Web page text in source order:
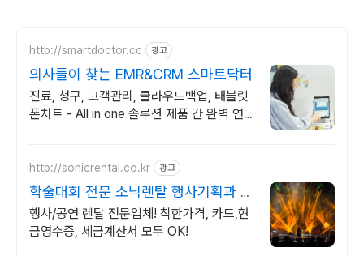
http://smartdoctor.cc 광고
의사들이 찾는 EMR&CRM 스마트닥터
진료, 청구, 고객관리, 클라우드백업, 태블릿
폰차트 - All in one 솔루션 제품 간 완벽 연
http://sonicrental.co.kr 광고
학술대회 전문 소닉렌탈 행사기획과 행
사장비 선두주자
행사/공연 렌탈 전문업체! 착한가격, 카드,현
금영수증, 세금계산서 모두 OK!